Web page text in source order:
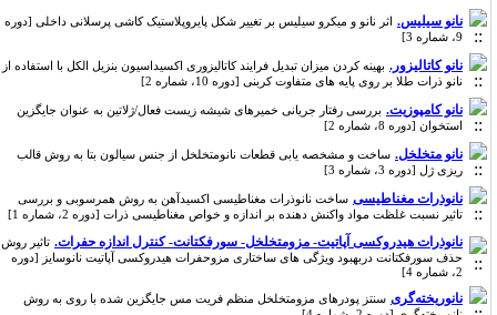
نانو سیلیس. اثر نانو و میکرو سیلیس بر تغییر شکل پایروپلاستیک کاشی پرسلانی داخلی [دوره
نانو کاتالیزور. بهینه کردن میزان تبدیل فرایند کاتالیزوری اکسیداسیون بنزیل الکل با استفاده از
نانو ذرات طلا بر روی پایه های متفاوت کربنی [دوره 10، شماره 2]
نانو کامپوزیت. بررسی رفتار جریانی خمیرهای شیشه زیست فعال/ژلاتین به عنوان جایگزین
استخوان [دوره 8، شماره 2]
نانو متخلخل. ساخت و مشخصه یابی قطعات نانومتخلخل از جنس سیالون بتا به روش قالب
ریزی ژل [دوره 3، شماره 3]
نانوذرات مغناطیسی ساخت نانوذرات مغناطیسی اکسیدآهن به روش همرسوبی و بررسی
تاثیر نسبت غلظت مواد واکنش دهنده بر اندازه و خواص مغناطیسی ذرات [دوره 2، شماره 1]
نانوذرات هیدروکسی آپاتیت- مزومتخلخل- سورفکتانت- کنترل اندازه حفرات. تاثیر روش
حذف سورفکتانت دربهبود ویژگی های ساختاری مزوحفرات هیدروکسی آپاتیت نانوسایز [دوره
نانوریخته‌گری سنتز پودرهای مزومتخلخل منظم فریت مس جایگزین شده با روی به روش